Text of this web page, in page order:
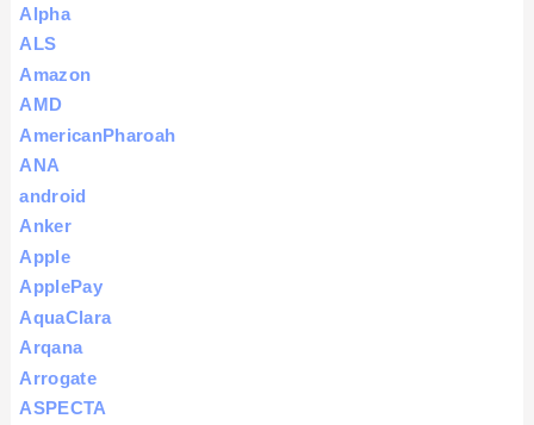
Alpha
ALS
Amazon
AMD
AmericanPharoah
ANA
android
Anker
Apple
ApplePay
AquaClara
Arqana
Arrogate
ASPECTA